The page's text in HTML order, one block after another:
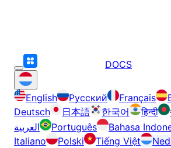
DOCS
English Русский Français
Deutsch
日本語 한국어 हिन्दी
العربية
Português Bahasa
Italiano
Polski Tiếng Việt